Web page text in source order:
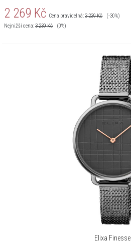
2 269 Kč Cena pravidelná:3 239Kč
(-30%)
Nejnižší cena:3 239Kč (0%)
Elixa Finesse